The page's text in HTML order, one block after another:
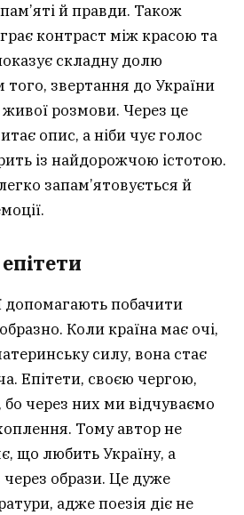
й правди. Також
контраст між красою та
складну долю
того, звертання до України
розмови. Через це
опис, а ніби чує голос
із найдорожчою істотою.
запам’ятовується й
допомагають побачити
Коли країна має очі,
силу, вона стає
Епітети, своєю чергою,
через них ми відчуваємо
Тому автор не
що любить Україну, а
образи. Це дуже
адже поезія діє не